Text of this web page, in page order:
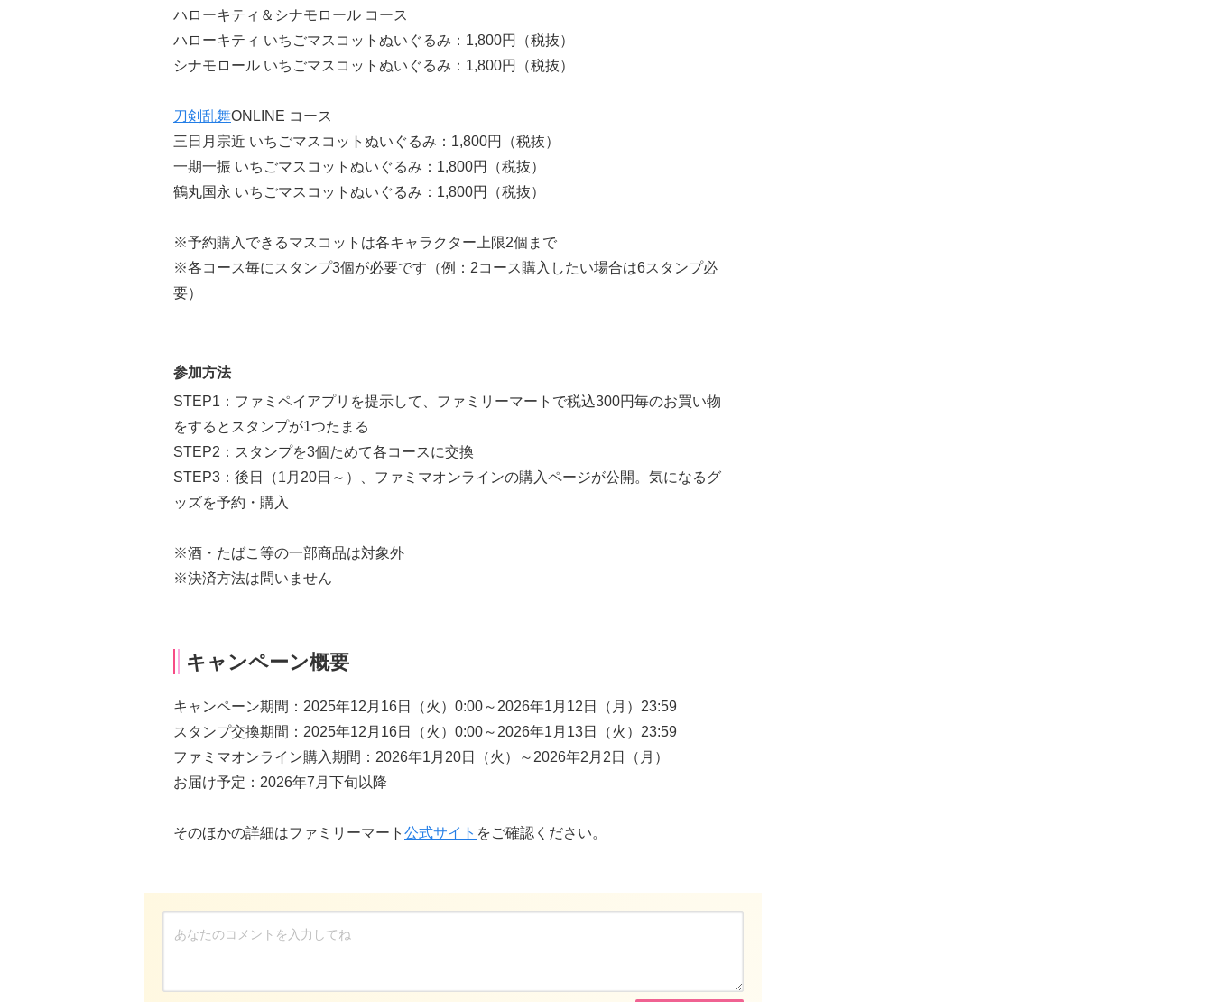
ハローキティ＆シナモロール コース
ハローキティ いちごマスコットぬいぐるみ：1,800円（税抜）
シナモロール いちごマスコットぬいぐるみ：1,800円（税抜）
刀剣乱舞ONLINE コース
三日月宗近 いちごマスコットぬいぐるみ：1,800円（税抜）
一期一振 いちごマスコットぬいぐるみ：1,800円（税抜）
鶴丸国永 いちごマスコットぬいぐるみ：1,800円（税抜）
※予約購入できるマスコットは各キャラクター上限2個まで
※各コース毎にスタンプ3個が必要です（例：2コース購入したい場合は6スタンプ必
要）
参加方法
STEP1：ファミペイアプリを提示して、ファミリーマートで税込300円毎のお買い物
をするとスタンプが1つたまる
STEP2：スタンプを3個ためて各コースに交換
STEP3：後日（1月20日～）、ファミマオンラインの購入ページが公開。気になるグ
ッズを予約・購入
※酒・たばこ等の一部商品は対象外
※決済方法は問いません
キャンペーン概要
キャンペーン期間：2025年12月16日（火）0:00～2026年1月12日（月）23:59
スタンプ交換期間：2025年12月16日（火）0:00～2026年1月13日（火）23:59
ファミマオンライン購入期間：2026年1月20日（火）～2026年2月2日（月）
お届け予定：2026年7月下旬以降
そのほかの詳細はファミリーマート 公式サイト をご確認ください。